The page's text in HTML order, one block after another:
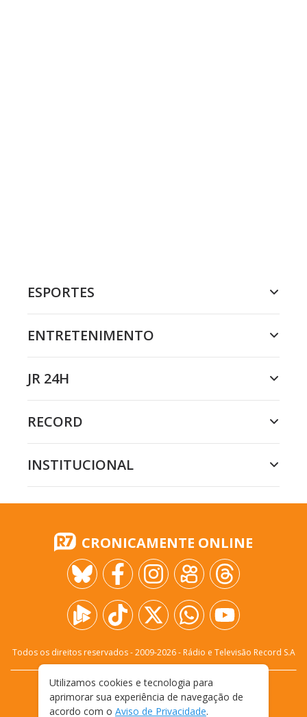
ESPORTES
ENTRETENIMENTO
JR 24H
RECORD
INSTITUCIONAL
CRONICAMENTE ONLINE
Todos os direitos reservados - 2009-2026- Rádio e Televisão Record S.A
FALE CONOSCO
PRIVACIDADE
TERMOS E CONDIÇÕES DE USO
Utilizamos cookies e tecnologia para
aprimorar sua experiência de navegação de
acordo com o Aviso de Privacidade.